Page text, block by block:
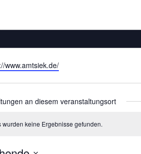
www.amtsiek.de/
an diesem veranstaltungsort
wurden keine Ergebnisse gefunden.